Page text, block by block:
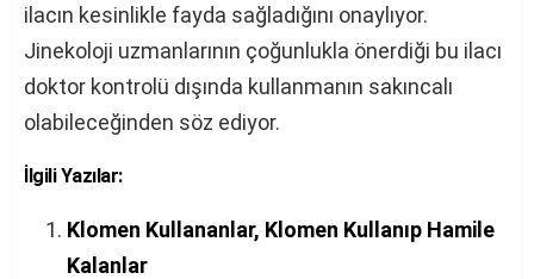
ilacın kesinlikle fayda sağladığını onaylıyor.
Jinekoloji uzmanlarının çoğunlukla önerdiği bu ilacı
doktor kontrolü dışında kullanmanın sakıncalı
olabileceğinden söz ediyor.
İlgili Yazılar:
Klomen Kullananlar, Klomen Kullanıp Hamile
Kalanlar